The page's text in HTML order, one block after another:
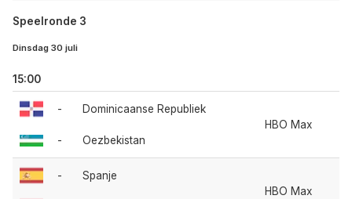
Speelronde 3
Dinsdag 30 juli
15:00
-
-
Dominicaanse Republiek
Oezbekistan
HBO Max
- Spanje
HBO Max